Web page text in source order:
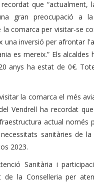
que
gran preocupació a
la comarca per visitar-se
una inversió per afrontar
es mereix.” Els
anys ha estat de 0€.
la comarca el més
Vendrell ha recordat
actual només
sanitàries de
2023.
Sanitària i
la Conselleria per